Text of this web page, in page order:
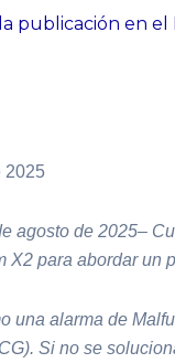
2025
agosto de 2025–
X2 para abordar
una alarma de
Si no se